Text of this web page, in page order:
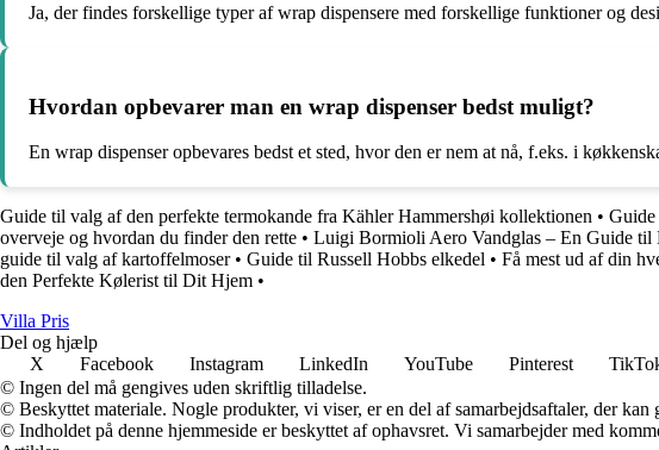
Ja, der findes forskellige typer af wrap dispensere med forskellige funktioner og
Hvordan opbevarer man en wrap dispenser bedst muligt?
En wrap dispenser opbevares bedst et sted, hvor den er nem at nå, f.eks. i
Guide til valg af den perfekte termokande fra Kähler Hammershøi kollektionen •
overveje og hvordan du finder den rette • Luigi Bormioli Aero Vandglas – En Guide til
guide til valg af kartoffelmoser• Guide til Russell Hobbs elkedel • Få mest ud af din
den Perfekte Kølerist til Dit Hjem •
Villa Pris
Del og hjælp
X
Facebook Instagram LinkedIn YouTube Pinterest
© Ingen del må gengives uden skriftlig tilladelse.
© Beskyttet materiale. Nogle produkter, vi viser, er en del af samarbejdsaftaler, der kan
© Indholdet på denne hjemmeside er beskyttet af ophavsret. Vi samarbejder med